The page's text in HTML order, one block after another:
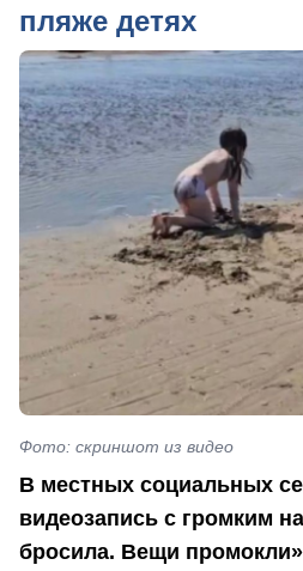
пляже детях
Фото: скриншот из видео
В местных социальных
видеозапись с громким
бросила. Вещи